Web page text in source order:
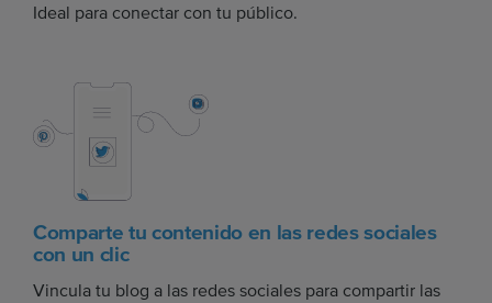
Ideal para conectar con tu público.
Comparte tu contenido en las redes sociales
con un clic
Vincula tu blog a las redes sociales para compartir las